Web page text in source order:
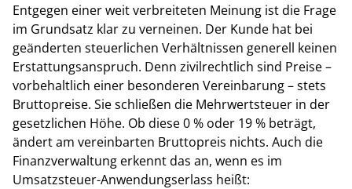
Entgegen einer weit verbreiteten Meinung ist die Frage
im Grundsatz klar zu verneinen. Der Kunde hat bei
geänderten steuerlichen Verhältnissen generell keinen
Erstattungsanspruch. Denn zivilrechtlich sind Preise –
vorbehaltlich einer besonderen Vereinbarung – stets
Bruttopreise. Sie schließen die Mehrwertsteuer in der
gesetzlichen Höhe. Ob diese 0 % oder 19 % beträgt,
ändert am vereinbarten Bruttopreis nichts. Auch die
Finanzverwaltung erkennt das an, wenn es im
Umsatzsteuer-Anwendungserlass heißt: